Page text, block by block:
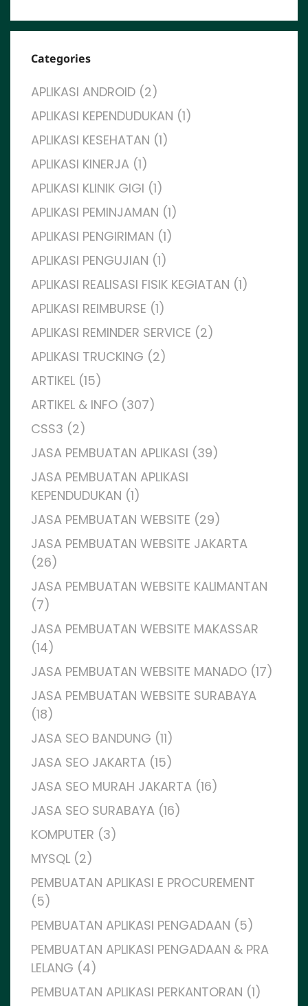
Categories
APLIKASI ANDROID (2)
APLIKASI KEPENDUDUKAN (1)
APLIKASI KESEHATAN (1)
APLIKASI KINERJA (1)
APLIKASI KLINIK GIGI (1)
APLIKASI PEMINJAMAN (1)
APLIKASI PENGIRIMAN (1)
APLIKASI PENGUJIAN (1)
APLIKASI REALISASI FISIK KEGIATAN (1)
APLIKASI REIMBURSE (1)
APLIKASI REMINDER SERVICE (2)
APLIKASI TRUCKING (2)
ARTIKEL (15)
ARTIKEL & INFO (307)
CSS3 (2)
JASA PEMBUATAN APLIKASI (39)
JASA PEMBUATAN APLIKASI
KEPENDUDUKAN (1)
JASA PEMBUATAN WEBSITE (29)
JASA PEMBUATAN WEBSITE JAKARTA
(26)
JASA PEMBUATAN WEBSITE KALIMANTAN
(7)
JASA PEMBUATAN WEBSITE MAKASSAR
(14)
JASA PEMBUATAN WEBSITE MANADO (17)
JASA PEMBUATAN WEBSITE SURABAYA
(18)
JASA SEO BANDUNG (11)
JASA SEO JAKARTA (15)
JASA SEO MURAH JAKARTA (16)
JASA SEO SURABAYA (16)
KOMPUTER (3)
MYSQL (2)
PEMBUATAN APLIKASI E PROCUREMENT
(5)
PEMBUATAN APLIKASI PENGADAAN (5)
PEMBUATAN APLIKASI PENGADAAN & PRA
LELANG (4)
PEMBUATAN APLIKASI PERKANTORAN (1)